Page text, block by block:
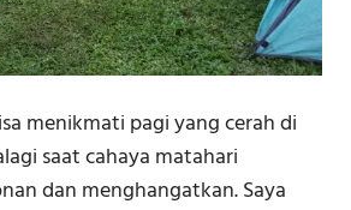
menikmati pagi yang cerah di
saat cahaya matahari
dan menghangatkan. Saya